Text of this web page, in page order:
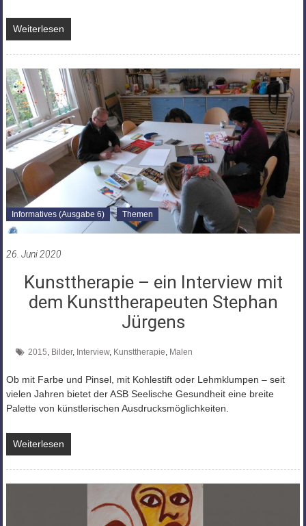
Weiterlesen
Informatives (Ausgabe 6) Themen
26. Juni 2020
Kunsttherapie – ein Interview mit
dem Kunsttherapeuten Stephan
Jürgens
2015, Bilder, Interview, Kunsttherapie, Malen
Ob mit Farbe und Pinsel, mit Kohlestift oder Lehmklumpen – seit
vielen Jahren bietet der ASB Seelische Gesundheit eine breite
Palette von künstlerischen Ausdrucksmöglichkeiten.
Weiterlesen